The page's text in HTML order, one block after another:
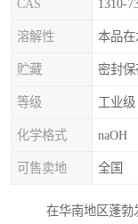
CAS 1310-
溶解性 本品在
贮藏 密封保
等级 工业级
化学格式 naOH
可售卖地 全国
在华南地区蓬勃